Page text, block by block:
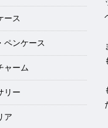
ース
ペンケース
ャーム
リー
ア